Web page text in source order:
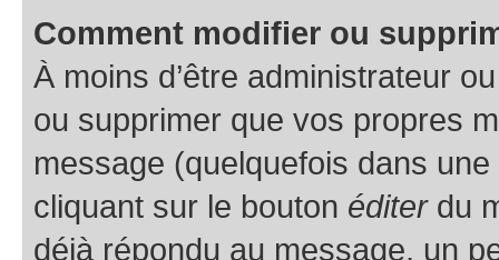
Comment modifier ou
À moins d’être administrateur
ou supprimer que vos propres
message (quelquefois dans
cliquant sur le bouton éditerdu
déjà répondu au message, un